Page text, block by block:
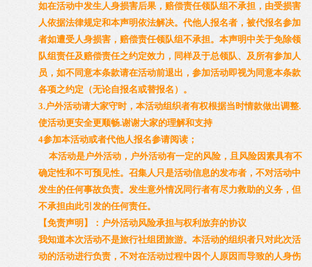
如在活动中发生人身损害后果，赔偿责任领队组不承担，由受损害
人依据法律规定和本声明依法解决。代他人报名者，被代报名参加
者如遭受人身损害，赔偿责任领队组不承担。本声明中关于免除领
队组责任及赔偿责任之约定效力，同样及于总领队、及所有参加人
员，如不同意本条款请在活动前退出，参加活动即视为同意本条款
各项之约定（无论自报名或替报名）。
3.户外活动请大家守时，本活动组织者有权根据当时情款做出调整.
使活动更安全更顺畅.谢谢大家的理解和支持
4参加本活动或者代他人报名参请阅读；
本活动是户外活动，户外活动有一定的风险，且风险因素具有不
确定性和不可预见性。召集人只是活动信息的发布者，不对活动中
发生的任何事故负责。发生意外情况同行者有尽力救助的义务，但
不承担由此引发的任何责任。
【免责声明】：户外活动风险承担与权利放弃的协议
我知道本次活动不是旅行社组团旅游。本活动的组织者只对此次活
动的活动进行负责，不对在活动过程中因个人原因而导致的人身伤